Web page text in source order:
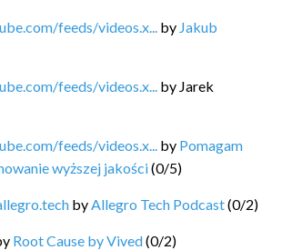
feeds/videos.x... by Jakub
feeds/videos.x... by Jarek
feeds/videos.x... by Pomagam
wyższej jakości(0/5)
by Allegro Tech Podcast(0/2)
Root Cause by Vived(0/2)